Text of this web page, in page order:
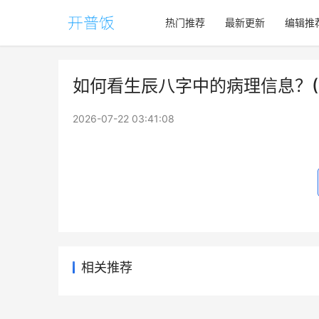
热门推荐 最新更新 编辑推
如何看生辰八字中的病理信息？
2026-07-22 03:41:08
相关推荐